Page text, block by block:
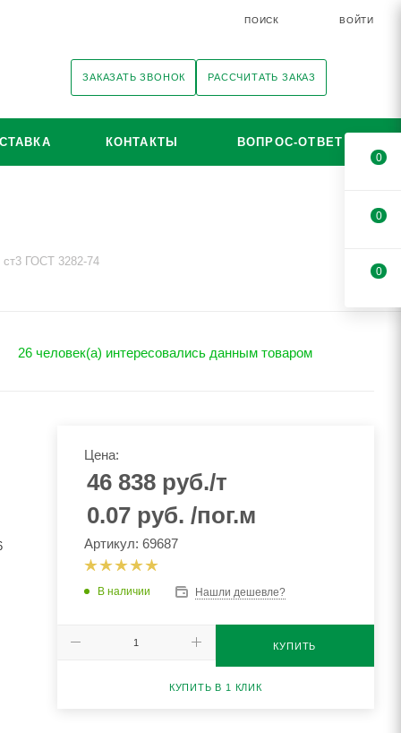
ПОИСК ВОЙТИ
ЗАКАЗАТЬ ЗВОНОК РАССЧИТАТЬ ЗАКАЗ
КОНТАКТЫ ВОПРОС-ОТВЕТ
ст3 ГОСТ 3282-74
26 человек(а) интересовались данным товаром
Цена:
46 838руб./т
0.07 руб. /пог.м
Артикул: 69687
В наличии Нашли дешевле?
КУПИТЬ
КУПИТЬ В 1 КЛИК
0
0
0